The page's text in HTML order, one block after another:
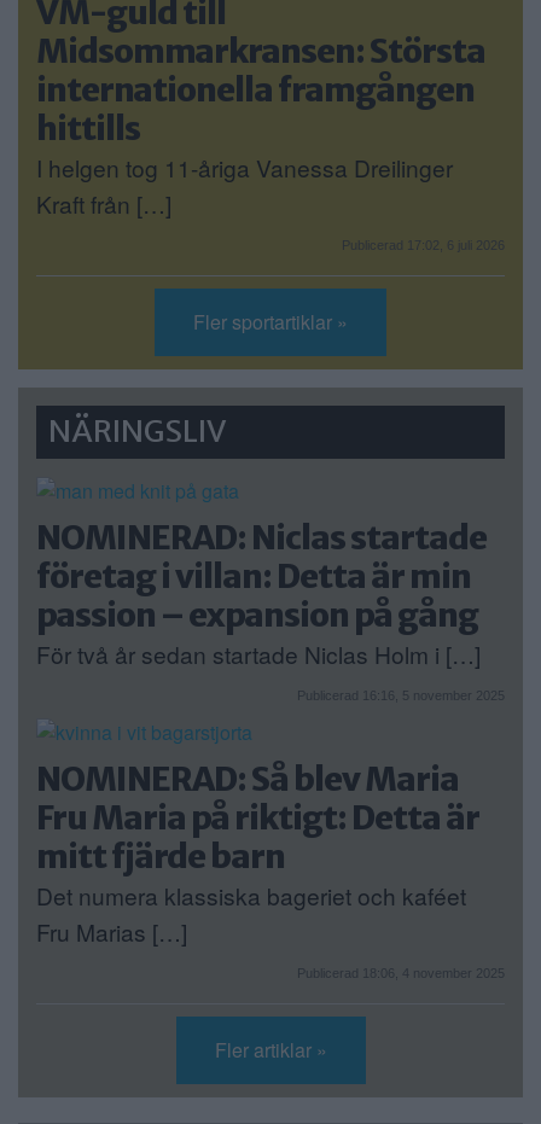
VM-guld till
Midsommarkransen: Största
internationella framgången
hittills
I helgen tog 11-åriga Vanessa Dreilinger
Kraft från […]
Publicerad 17:02, 6 juli 2026
Fler sportartiklar »
NÄRINGSLIV
NOMINERAD: Niclas startade
företag i villan: Detta är min
passion – expansion på gång
För två år sedan startade Niclas Holm i […]
Publicerad 16:16, 5 november 2025
NOMINERAD: Så blev Maria
Fru Maria på riktigt: Detta är
mitt fjärde barn
Det numera klassiska bageriet och kaféet
Fru Marias […]
Publicerad 18:06, 4 november 2025
Fler artiklar »